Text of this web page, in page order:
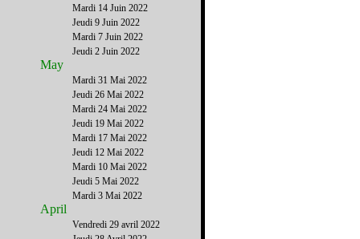
Mardi 14 Juin 2022
Jeudi 9 Juin 2022
Mardi 7 Juin 2022
Jeudi 2 Juin 2022
May
Mardi 31 Mai 2022
Jeudi 26 Mai 2022
Mardi 24 Mai 2022
Jeudi 19 Mai 2022
Mardi 17 Mai 2022
Jeudi 12 Mai 2022
Mardi 10 Mai 2022
Jeudi 5 Mai 2022
Mardi 3 Mai 2022
April
Vendredi 29 avril 2022